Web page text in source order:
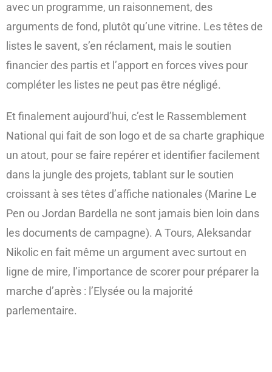
avec un programme, un raisonnement, des
arguments de fond, plutôt qu’une vitrine. Les têtes de
listes le savent, s’en réclament, mais le soutien
financier des partis et l’apport en forces vives pour
compléter les listes ne peut pas être négligé.
Et finalement aujourd’hui, c’est le Rassemblement
National qui fait de son logo et de sa charte graphique
un atout, pour se faire repérer et identifier facilement
dans la jungle des projets, tablant sur le soutien
croissant à ses têtes d’affiche nationales (Marine Le
Pen ou Jordan Bardella ne sont jamais bien loin dans
les documents de campagne). A Tours, Aleksandar
Nikolic en fait même un argument avec surtout en
ligne de mire, l’importance de scorer pour préparer la
marche d’après : l’Elysée ou la majorité
parlementaire.